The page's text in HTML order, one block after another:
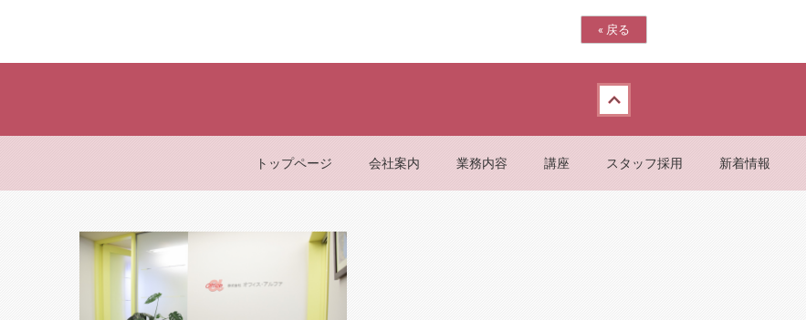
« 戻る
トップページ 会社案内 業務内容 講座 スタッフ採用 新着情報